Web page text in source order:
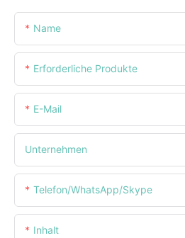
Name
Erforderliche Produkte
E-Mail
Unternehmen
Telefon/WhatsApp/Skype
Inhalt